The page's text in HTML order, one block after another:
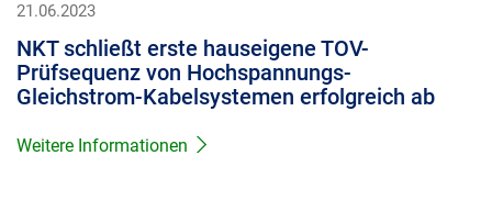
21.06.2023
NKT schließt erste hauseigene TOV-
Prüfsequenz von Hochspannungs-
Gleichstrom-Kabelsystemen erfolgreich ab
Weitere Informationen